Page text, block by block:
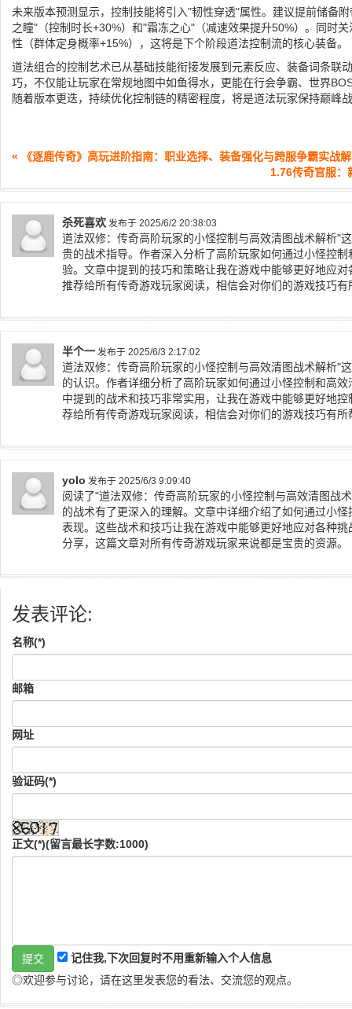
未来版本预测显示，控制技能将引入"韧性穿透"属性。建议提前储备
之瞳"（控制时长+30%）和"霜冻之心"（减速效果提升50%）。同时
性（群体定身概率+15%），这将是下个阶段道法控制流的核心装备。
道法组合的控制艺术已从基础技能衔接发展到元素反应、装备词条联
巧，不仅能让玩家在常规地图中如鱼得水，更能在行会争霸、世界
随着版本更迭，持续优化控制链的精密程度，将是道法玩家保持巅峰
« 《逐鹿传奇》高玩进阶指南：职业选择、装备强化与跨服争霸实战
1.76传奇官服：
杀死喜欢 发布于 2025/6/2 20:38:03
道法双修：传奇高阶玩家的小怪控制与高效清图战术解析"
贵的战术指导。作者深入分析了高阶玩家如何通过小怪控
验。文章中提到的技巧和策略让我在游戏中能够更好地应
推荐给所有传奇游戏玩家阅读，相信会对你们的游戏技巧有
半个一 发布于 2025/6/3 2:17:02
道法双修：传奇高阶玩家的小怪控制与高效清图战术解析"
的认识。作者详细分析了高阶玩家如何通过小怪控制和高
中提到的战术和技巧非常实用，让我在游戏中能够更好地
荐给所有传奇游戏玩家阅读，相信会对你们的游戏技巧有所
yolo 发布于 2025/6/3 9:09:40
阅读了"道法双修：传奇高阶玩家的小怪控制与高效清图战
的战术有了更深入的理解。文章中详细介绍了如何通过小
表现。这些战术和技巧让我在游戏中能够更好地应对各种
分享，这篇文章对所有传奇游戏玩家来说都是宝贵的资源。
发表评论:
名称(*)
邮箱
网址
验证码(*)
正文(*)(留言最长字数:1000)
记住我,下次回复时不用重新输入个人信息
◎欢迎参与讨论，请在这里发表您的看法、交流您的观点。